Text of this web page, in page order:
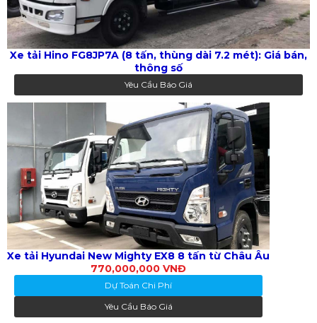
Xe tải Hino FG8JP7A (8 tấn, thùng dài 7.2 mét): Giá bán,
thông số
Yêu Cầu Báo Giá
Xe tải Hyundai New Mighty EX8 8 tấn từ Châu Âu
770,000,000 VNĐ
Dự Toán Chi Phí
Yêu Cầu Báo Giá